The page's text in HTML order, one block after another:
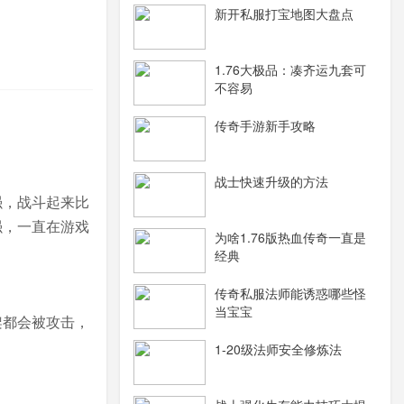
战斗起来比
一直在游戏
会被攻击，
新开私服打宝地图大盘点
1.76大极品：凑齐运九套可
不容易
传奇手游新手攻略
战士快速升级的方法
为啥1.76版热血传奇一直是
经典
传奇私服法师能诱惑哪些怪
当宝宝
1-20级法师安全修炼法